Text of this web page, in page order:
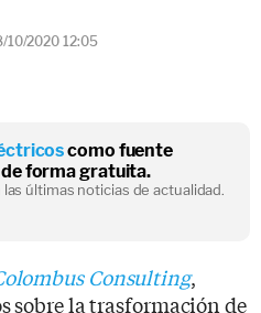
10/2020 12:05
como fuente
forma gratuita.
últimas noticias de actualidad.
Consulting,
sobre la trasformación de